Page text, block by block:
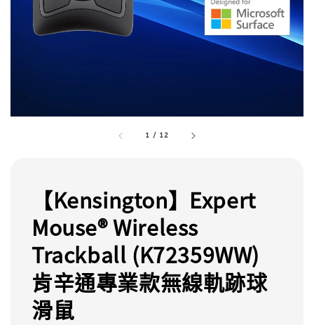
1 / 12
【Kensington】Expert
Mouse® Wireless
Trackball (K72359WW)
肯辛通專業款無線軌跡球
滑鼠